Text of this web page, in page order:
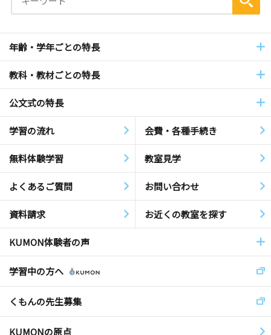
年齢・学年ごとの特長
教科・教材ごとの特長
公文式の特長
学習の流れ 会費・各種手続き
無料体験学習 教室見学
よくあるご質問 お問い合わせ
資料請求 お近くの教室を探す
KUMON体験者の声
学習中の方へ
くもんの先生募集
KUMONの原点